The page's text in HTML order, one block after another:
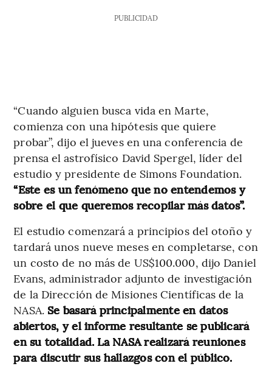
PUBLICIDAD
“Cuando alguien busca vida en Marte,
comienza con una hipótesis que quiere
probar”, dijo el jueves en una conferencia de
prensa el astrofísico David Spergel, líder del
estudio y presidente de Simons Foundation.
“Este es un fenómeno que no entendemos y
sobre el que queremos recopilar más datos”.
El estudio comenzará a principios del otoño y
tardará unos nueve meses en completarse, con
un costo de no más de US$100.000, dijo Daniel
Evans, administrador adjunto de investigación
de la Dirección de Misiones Científicas de la
NASA.Se basará principalmente en datos
abiertos, y el informe resultante se publicará
en su totalidad. La NASA realizará reuniones
para discutir sus hallazgos con el público.